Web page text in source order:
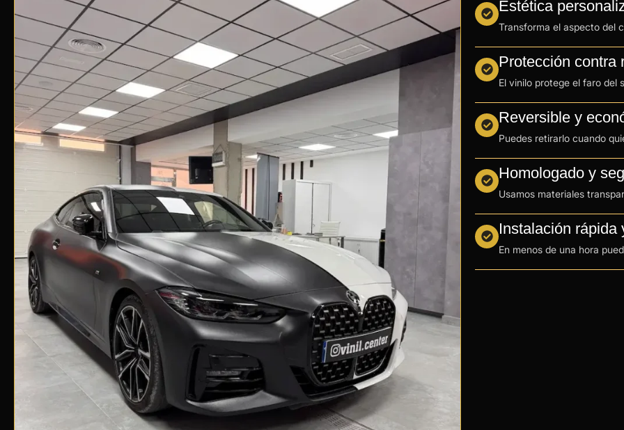
Estética
Transforma el aspecto del
Protección contra
El vinilo protege el faro del
Reversible y
Puedes retirarlo cuando
Homologado y
Usamos materiales
Instalación rápida
En menos de una hora